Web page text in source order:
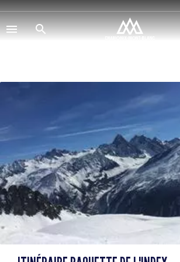
Pasar
al
contenido
principal